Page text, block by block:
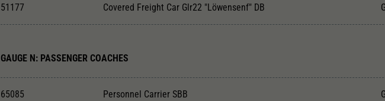
51177 Covered Freight Car Glr22 "Löwensenf" DB
GAUGE N: PASSENGER COACHES
65085 Personnel Carrier SBB